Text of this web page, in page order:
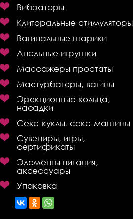
Вибраторы
Клиторальные стимуляторы
Вагинальные шарики
Анальные игрушки
Массажеры простаты
Мастурбаторы, вагины
Эрекционные кольца,
насадки
Секс-куклы, секс-машины
Сувениры, игры,
сертификаты
Элементы питания,
аксессуары
Упаковка